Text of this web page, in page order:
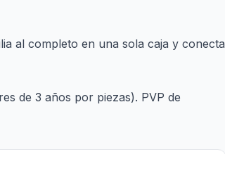
al completo en una sola caja y conecta
de 3 años por piezas). PVP de